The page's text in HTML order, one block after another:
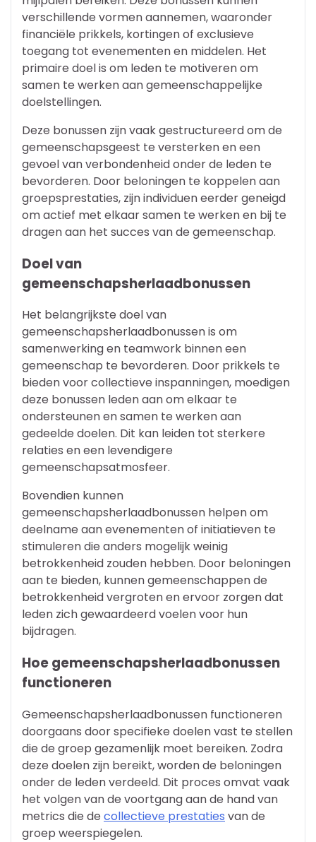
verschillende vormen aannemen, waaronder
financiële prikkels, kortingen of exclusieve
toegang tot evenementen en middelen. Het
primaire doel is om leden te motiveren om
samen te werken aan gemeenschappelijke
doelstellingen.
Deze bonussen zijn vaak gestructureerd om de
gemeenschapsgeest te versterken en een
gevoel van verbondenheid onder de leden te
bevorderen. Door beloningen te koppelen aan
groepsprestaties, zijn individuen eerder geneigd
om actief met elkaar samen te werken en bij te
dragen aan het succes van de gemeenschap.
Doel van
gemeenschapsherlaadbonussen
Het belangrijkste doel van
gemeenschapsherlaadbonussen is om
samenwerking en teamwork binnen een
gemeenschap te bevorderen. Door prikkels te
bieden voor collectieve inspanningen, moedigen
deze bonussen leden aan om elkaar te
ondersteunen en samen te werken aan
gedeelde doelen. Dit kan leiden tot sterkere
relaties en een levendigere
gemeenschapsatmosfeer.
Bovendien kunnen
gemeenschapsherlaadbonussen helpen om
deelname aan evenementen of initiatieven te
stimuleren die anders mogelijk weinig
betrokkenheid zouden hebben. Door beloningen
aan te bieden, kunnen gemeenschappen de
betrokkenheid vergroten en ervoor zorgen dat
leden zich gewaardeerd voelen voor hun
bijdragen.
Hoe gemeenschapsherlaadbonussen
functioneren
Gemeenschapsherlaadbonussen functioneren
doorgaans door specifieke doelen vast te stellen
die de groep gezamenlijk moet bereiken. Zodra
deze doelen zijn bereikt, worden de beloningen
onder de leden verdeeld. Dit proces omvat vaak
het volgen van de voortgang aan de hand van
metrics die de collectieve prestaties van de
groep weerspiegelen.